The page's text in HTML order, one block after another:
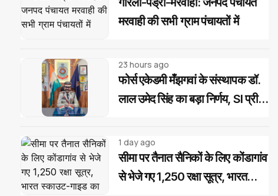
मरवाही की सभी ग्राम पंचायतों में
23 hours ago
फोर्स एकेडमी मँझगवां के संस्थापक डॉ.
लाल उमेद सिंह का बड़ा निर्णय, SI प्री
निःशुल्क कोचिंग और आवासीय सुविधा
1 day ago
सीमा पर तैनात सैनिकों के लिए कोंडागांव
से भेजे गए 1,250 रक्षा सूत्र, भारत